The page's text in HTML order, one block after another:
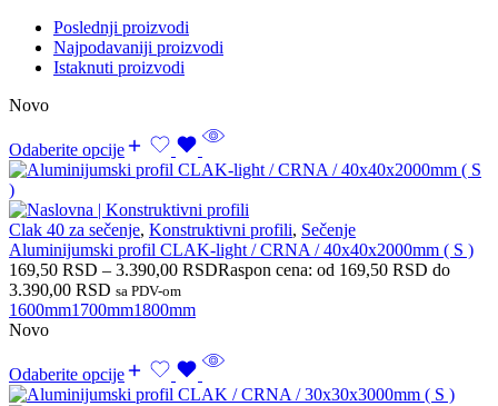
Poslednji proizvodi
Najpodavaniji proizvodi
Istaknuti proizvodi
Novo
Odaberite opcije
Clak 40 za sečenje, Konstruktivni profili, Sečenje
Aluminijumski profil CLAK-light / CRNA / 40x40x2000mm ( S )
169,50 RSD – 3.390,00 RSDRaspon cena: od 169,50 RSD do
3.390,00 RSD sa PDV-om
1600mm1700mm1800mm
Novo
Odaberite opcije